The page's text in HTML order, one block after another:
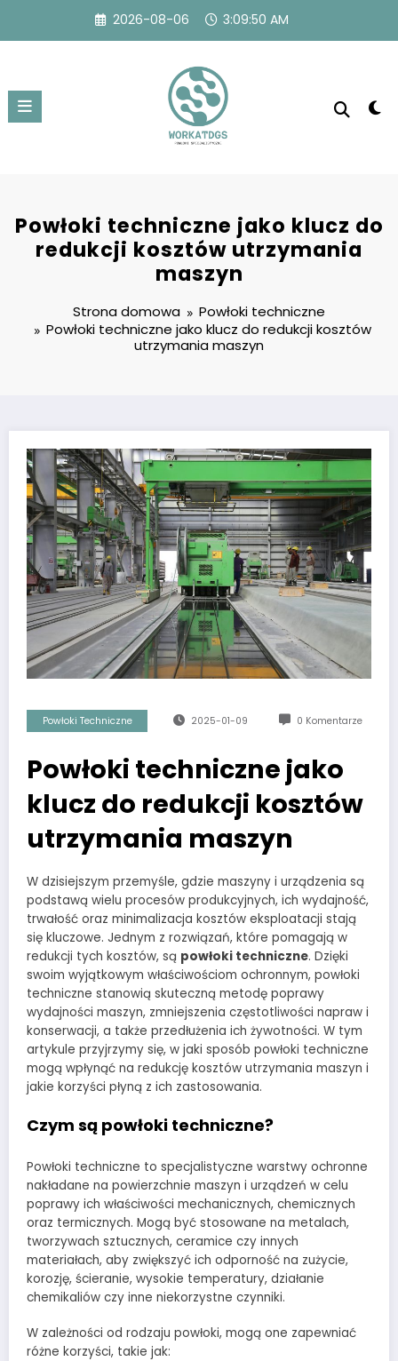
treści
2026-08-06 3:09:51 AM
Powłoki techniczne jako klucz do
redukcji kosztów utrzymania
maszyn
Strona domowa
Powłoki techniczne
Powłoki techniczne jako klucz do redukcji kosztów
utrzymania maszyn
Powłoki Techniczne 2025-01-09 0 Komentarze
Powłoki techniczne jako
klucz do redukcji kosztów
utrzymania maszyn
W dzisiejszym przemyśle, gdzie maszyny i urządzenia są
podstawą wielu procesów produkcyjnych, ich wydajność,
trwałość oraz minimalizacja kosztów eksploatacji stają
się kluczowe. Jednym z rozwiązań, które pomagają w
redukcji tych kosztów, są powłoki techniczne. Dzięki
swoim wyjątkowym właściwościom ochronnym, powłoki
techniczne stanowią skuteczną metodę poprawy
wydajności maszyn, zmniejszenia częstotliwości napraw i
konserwacji, a także przedłużenia ich żywotności. W tym
artykule przyjrzymy się, w jaki sposób powłoki techniczne
mogą wpłynąć na redukcję kosztów utrzymania maszyn i
jakie korzyści płyną z ich zastosowania.
Czym są powłoki techniczne?
Powłoki techniczne to specjalistyczne warstwy ochronne
nakładane na powierzchnie maszyn i urządzeń w celu
poprawy ich właściwości mechanicznych, chemicznych
oraz termicznych. Mogą być stosowane na metalach,
tworzywach sztucznych, ceramice czy innych
materiałach, aby zwiększyć ich odporność na zużycie,
korozję, ścieranie, wysokie temperatury, działanie
chemikaliów czy inne niekorzystne czynniki.
W zależności od rodzaju powłoki, mogą one zapewniać
różne korzyści, takie jak: